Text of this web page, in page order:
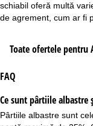
schiabil oferă multă
de agrement, cum ar fi
Toate ofertele pentru
FAQ
Ce sunt pârtiile
Pârtiile albastre sunt